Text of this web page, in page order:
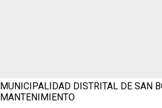
MUNICIPALIDAD DISTRITAL DE SAN
MANTENIMIENTO